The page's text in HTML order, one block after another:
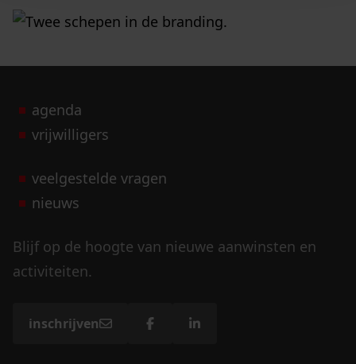
agenda
vrijwilligers
veelgestelde vragen
nieuws
Blijf op de hoogte van nieuwe aanwinsten en
activiteiten.
inschrijven